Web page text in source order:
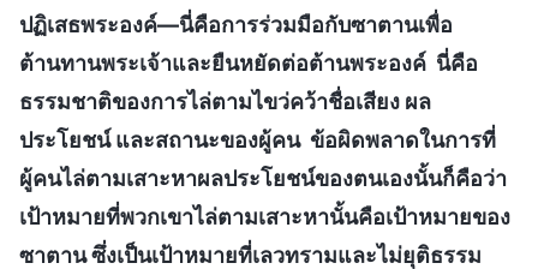
ปฏิเสธพระองค์—นี่คือการร่วมมือกับซาตานเพื่อ
ต้านทานพระเจ้าและยืนหยัดต่อต้านพระองค์ นี่คือ
ธรรมชาติของการไล่ตามไขว่คว้าชื่อเสียง ผล
ประโยชน์ และสถานะของผู้คน ข้อผิดพลาดในการที่
ผู้คนไล่ตามเสาะหาผลประโยชน์ของตนเองนั้นก็คือว่า
เป้าหมายที่พวกเขาไล่ตามเสาะหานั้นคือเป้าหมายของ
ซาตาน ซึ่งเป็นเป้าหมายที่เลวทรามและไม่ยุติธรรม